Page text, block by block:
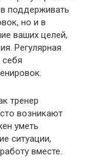
поддерживать
но и в
ваших целей,
Регулярная
тренер
возникают
уметь
ситуации,
вместе.